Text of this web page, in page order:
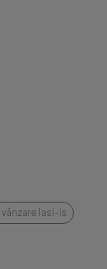
Iasi-is